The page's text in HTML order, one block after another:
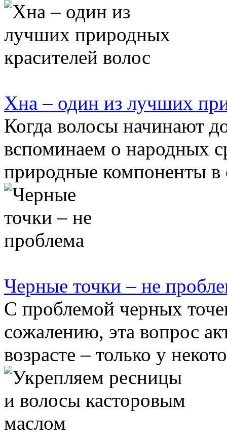
Хна – один из лучших
Когда волосы начинают
вспоминаем о народных
природные компоненты в
Черные точки – не
С проблемой черных
сожалению, эта вопрос
возрасте – только у